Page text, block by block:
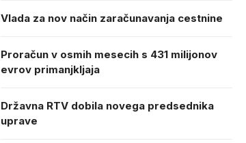
Vlada za nov način zaračunavanja cestnine
Proračun v osmih mesecih s 431 milijonov
evrov primanjkljaja
Državna RTV dobila novega predsednika
uprave